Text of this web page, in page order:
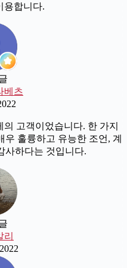
용합니다.
베츠
고객이었습니다. 한 가지
훌륭하고 유능한 조언, 계
사하다는 것입니다.
리